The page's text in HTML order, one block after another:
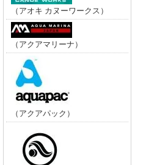
（アオキ カヌーワークス）
（アクアマリーナ）
（アクアパック）